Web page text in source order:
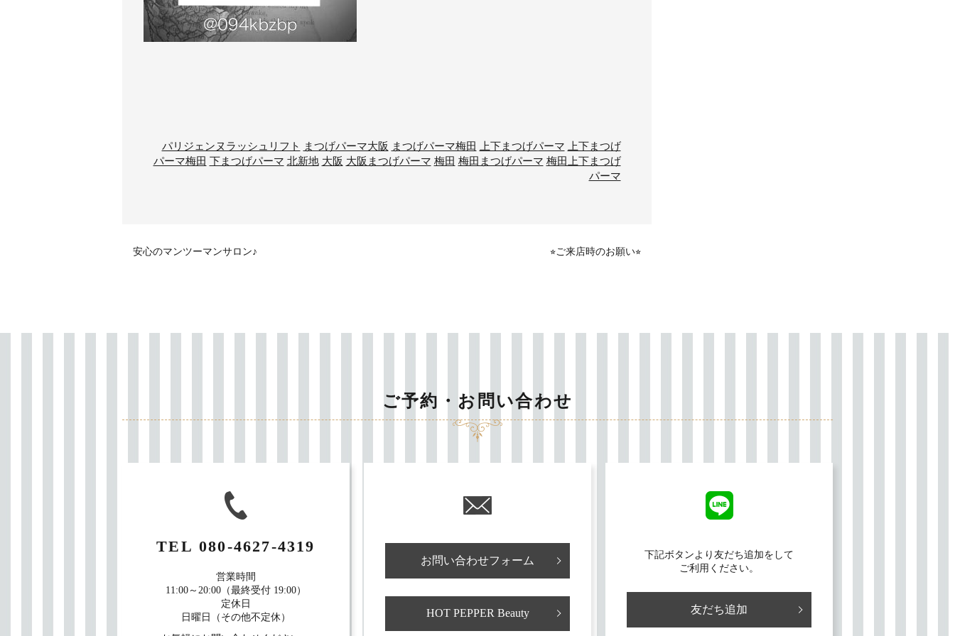
パリジェンヌラッシュリフト まつげパーマ大阪 まつげパーマ梅田 上下まつげパーマ
上下まつげ
パーマ梅田 下まつげパーマ 北新地 大阪 大阪まつげパーマ 梅田 梅田まつげパーマ 梅田上下まつげ
パーマ
安心のマンツーマンサロン♪ ⭐︎ご来店時のお願い⭐︎
ご予約・お問い合わせ
TEL080-4627-4319
営業時間
11:00～20:00（最終受付 19:00）
定休日
日曜日（その他不定休）
お問い合わせフォーム
HOT PEPPER Beauty
下記ボタンより友だち追加をして
ご利用ください。
友だち追加